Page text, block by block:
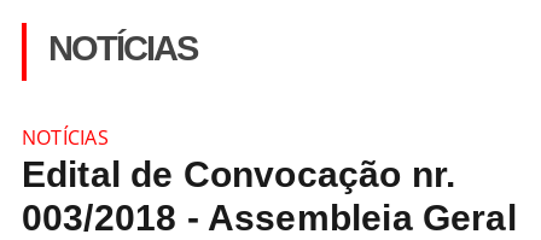
NOTÍCIAS
NOTÍCIAS
Edital de Convocação nr.
003/2018 - Assembleia Geral